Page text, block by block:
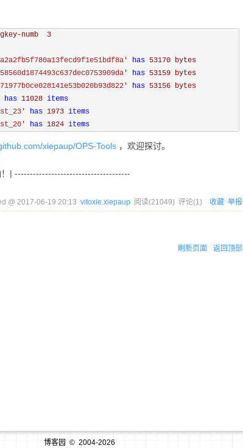
numb 3
has 53170 bytes
has 53159 bytes
has 53156 bytes
has 11028 items
has 1973 items
has 1824 items
xiepaup/OPS-Tools ，欢迎探讨。
| --------------------------------------
@ 2017-06-19 20:13 vitoxie.xiepaup 阅读(21049) 评论(1) 收藏 举报
刷新页面 返回顶部
博客园 © 2004-2026